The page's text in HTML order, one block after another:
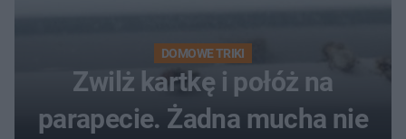
DOMOWE TRIKI
Zwilż kartkę i połóż na
parapecie. Żadna mucha nie